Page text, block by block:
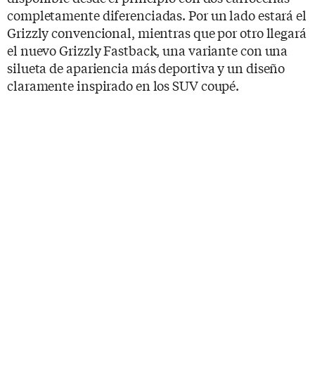
completamente diferenciadas. Por un lado estará el
Grizzly convencional, mientras que por otro llegará
el nuevo Grizzly Fastback, una variante con una
silueta de apariencia más deportiva y un diseño
claramente inspirado en los SUV coupé.